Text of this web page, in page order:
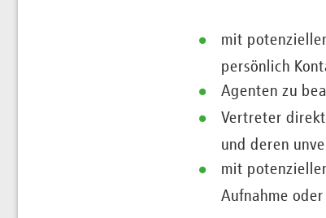
mit
persönlich
Agenten zu
Vertreter
und deren
mit
Aufnahme